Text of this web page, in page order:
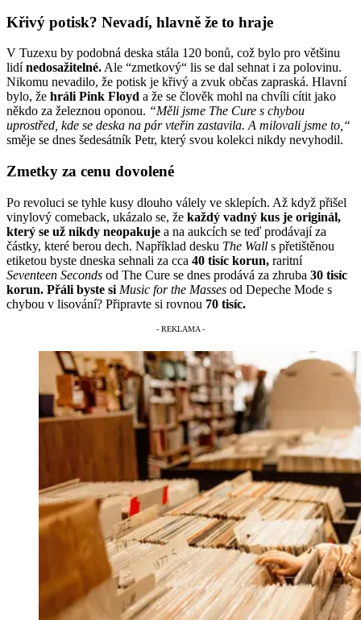
Křivý potisk? Nevadí, hlavně že to hraje
V Tuzexu by podobná deska stála 120 bonů, což bylo pro většinu
lidínedosažitelné. Ale “zmetkový“ lis se dal sehnat i za polovinu.
Nikomu nevadilo, že potisk je křivý a zvuk občas zapraská. Hlavní
bylo, že hráli Pink Floyd a že se člověk mohl na chvíli cítit jako
někdo za železnou oponou. “Měli jsme The Cure s chybou
uprostřed, kde se deska na pár vteřin zastavila. A milovali jsme to,“
směje se dnes šedesátník Petr, který svou kolekci nikdy nevyhodil.
Zmetky za cenu dovolené
Po revoluci se tyhle kusy dlouho válely ve sklepích. Až když přišel
vinylový comeback, ukázalo se, že každý vadný kus je originál,
který se už nikdy neopakuje a na aukcích se teď prodávají za
částky, které berou dech. Například desku The Wall s přetištěnou
etiketou byste dneska sehnali za cca 40 tisíc korun, raritní
Seventeen Seconds od The Cure se dnes prodává za zhruba 30 tisíc
korun. Přáli byste si Music for the Masses od Depeche Mode s
chybou v lisování? Připravte si rovnou 70 tisíc.